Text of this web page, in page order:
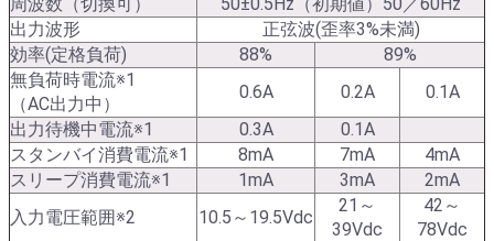
周波数（切換可）
50±0.5Hz（初期値）50／60Hz
出力波形
正弦波(歪率3%未満)
効率(定格負荷)
88%
89%
無負荷時電流※1
（AC出力中）
0.6A 0.2A
0.1A
出力待機中電流※1
0.3A
0.1A
スタンバイ消費電流※1
8mA 7mA
4mA
スリープ消費電流※1
1mA 3mA
2mA
入力電圧範囲※2
10.5～19.5Vdc
21～
39Vdc
42～
78Vdc